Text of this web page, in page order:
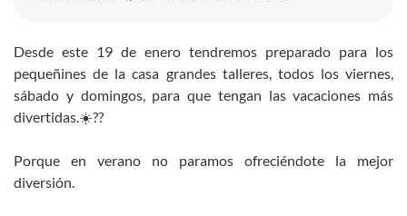
Desde este 19 de enero tendremos preparado para los
pequeñines de la casa grandes talleres, todos los viernes,
sábado y domingos, para que tengan las vacaciones más
divertidas.☀️??️
Porque en verano no paramos ofreciéndote la mejor
diversión.